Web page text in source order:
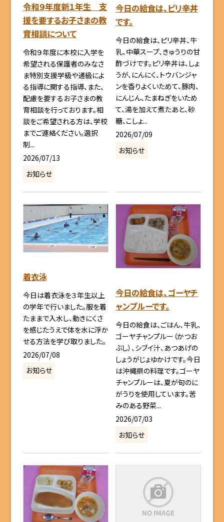
令和９年度新１年生 支
援を要するお子さまの教
育相談について
令和９年度に本校に入学を
希望される保護者のみなさ
ま特別支援学級や通級によ
る指導に関する指導、また、
配慮を要するお子さまの教
育相談を行っております。相
談をご希望される方は、学校
までご連絡ください。選択
制...
2026/07/13
お知らせ
今日の給食は、ピリ辛丼
です。
今日の給食は、ピリ辛丼、牛
乳、中華スープ、きゅうりの甘
酢づけです。ピリ辛丼は、しょ
うが、にんにく、トウバンジャ
ンを香りよくいためて、豚肉、
にんじん、たまねぎをいため
て、湯を加えて煮たあと、砂
糖、こしょ...
2026/07/09
お知らせ
着衣泳
今日は着衣泳を３年生以上
の学年で行いました。服を着
たままで入水し、動きにくさ
を感じたうえで体を水に浮か
せる方法を学び取りました。
2026/07/08
お知らせ
今日の給食は、ゴーヤチ
ャンプルーです。
今日の給食は、ごはん、牛乳、
ゴーヤチャンプルー（かつお
ぶし）、シブイ汁、あつあげの
しょうがじょゆかけです。今日
は沖縄県の料理です。ゴーヤ
チャンプルーは、夏が旬のに
がうりを使用しています。苦
みのある野菜...
2026/07/03
お知らせ